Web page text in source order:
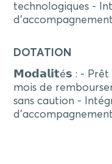
technologiques -
DOTATION
𝗠𝗼𝗱𝗮𝗹𝗶𝘁é𝘀 : -
mois de
sans caution -
d'accompagnement